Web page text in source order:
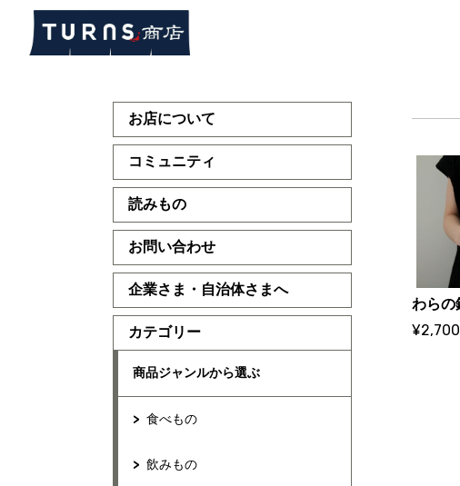
お店について
コミュニティ
読みもの
お問い合わせ
企業さま・自治体さまへ
カテゴリー
商品ジャンルから選ぶ
食べもの
飲みもの
¥2,700